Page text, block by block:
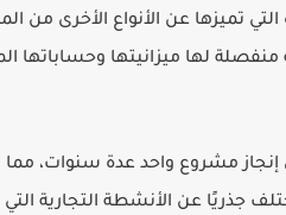
تميزها عن الأنواع الأخرى
لها ميزانيتها وحساباتها
إنجاز مشروع واحد عدة سنوات،
جذريًا عن الأنشطة التجارية